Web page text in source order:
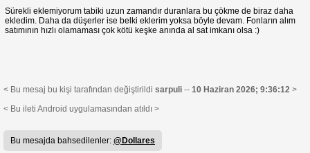
Sürekli eklemiyorum tabiki uzun zamandır duranlara bu çökme de biraz daha
ekledim. Daha da düşerler ise belki eklerim yoksa böyle devam. Fonların alım
satımının hızlı olamaması çok kötü keşke anında al sat imkanı olsa :)
< Bu mesaj bu kişi tarafından değiştirildi sarpuli -- 10 Haziran 2026; 9:36:12 >
< Bu ileti Android uygulamasından atıldı >
Bu mesajda bahsedilenler: @Dollares